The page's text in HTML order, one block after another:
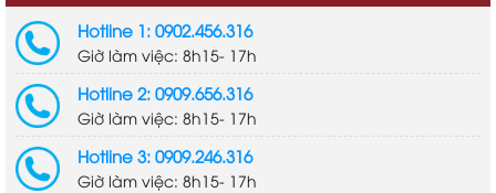
Hotline 1: 0902.456.316
Giờ làm việc: 8h15- 17h
Hotline 2: 0909.656.316
Giờ làm việc: 8h15- 17h
Hotline 3: 0909.246.316
Giờ làm việc: 8h15- 17h